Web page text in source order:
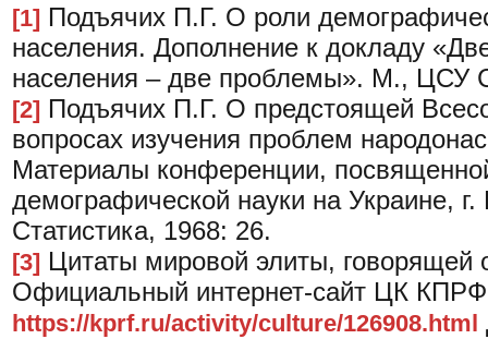
[1] Подъячих П.Г. О роли
населения. Дополнение к докладу
населения – две проблемы». М., ЦСУ
[2] Подъячих П.Г. О предстоящей
вопросах изучения проблем
Материалы конференции,
демографической науки на Украине,
Статистика, 1968: 26.
[3] Цитаты мировой элиты, говорящей
Официальный интернет-сайт ЦК КПРФ
https://kprf.ru/activity/culture/126908.html